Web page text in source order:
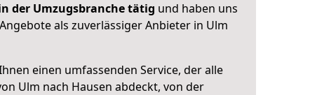
der Umzugsbranche tätig und haben uns
als zuverlässiger Anbieter in Ulm
einen umfassenden Service, der alle
Ulm nach Hausen abdeckt, von der